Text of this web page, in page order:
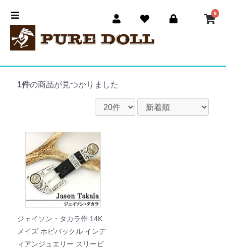
0
1件の商品が見つかりました
ジェイソン・タカラ作 14K
メイズ ホピバックル インデ
ィアンジュエリー スリーピ